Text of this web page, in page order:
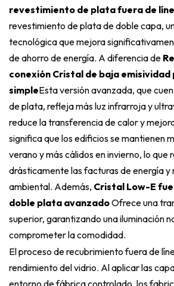
revestimiento de plata fuera de
revestimiento de plata de doble capa,
tecnológica que mejora
de ahorro de energía. A diferencia de
conexión Cristal de baja
simpleEsta versión avanzada, que
de plata, refleja más luz infrarroja y
reduce la transferencia de calor y
significa que los edificios se mantienen
verano y más cálidos en invierno, lo que
drásticamente las facturas de energía y
ambiental. Además, Cristal Low-E
doble plata avanzadoOfrece una
superior, garantizando una iluminación
comprometer la comodidad.
El proceso de recubrimiento fuera de
rendimiento del vidrio. Al aplicar las
entorno de fábrica controlado, los